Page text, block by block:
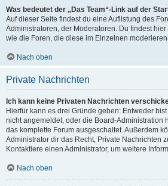
Was bedeutet der „Das Team“-Link auf der
Auf dieser Seite findest du eine Auflistung des
Administratoren, der Moderatoren. Du findest
wie die Foren, die diese im Einzelnen
Nach oben
Private Nachrichten
Ich kann keine Privaten Nachrichten
Hierfür kann es drei Gründe geben: Entweder
nicht angemeldet, oder die Board-Administration
das komplette Forum ausgeschaltet. Außerdem
Administrator dir das Recht, Private Nachrichten
Kontaktiere einen Administrator, um weitere
Nach oben